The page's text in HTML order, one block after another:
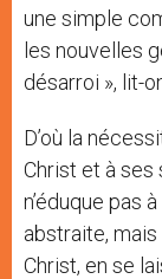
une simple
les nouvelles
désarroi », lit-
D’où la
Christ et à ses
n’éduque pas
abstraite,
Christ, en se